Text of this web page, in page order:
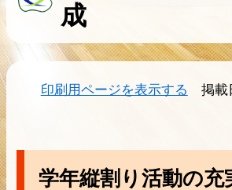
成
印刷用ページを表示する 掲載
学年縦割り活動の充